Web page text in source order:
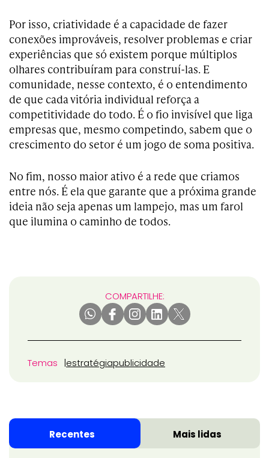
Por isso, criatividade é a capacidade de fazer
conexões improváveis, resolver problemas e criar
experiências que só existem porque múltiplos
olhares contribuíram para construí-las. E
comunidade, nesse contexto, é o entendimento
de que cada vitória individual reforça a
competitividade do todo. É o fio invisível que liga
empresas que, mesmo competindo, sabem que o
crescimento do setor é um jogo de soma positiva.
No fim, nosso maior ativo é a rede que criamos
entre nós. É ela que garante que a próxima grande
ideia não seja apenas um lampejo, mas um farol
que ilumina o caminho de todos.
COMPARTILHE:
Temas estratégiapublicidade
Recentes Mais lidas